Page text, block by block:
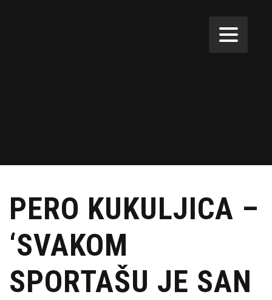
PERO KUKULJICA –
‘SVAKOM
SPORTAŠU JE SAN